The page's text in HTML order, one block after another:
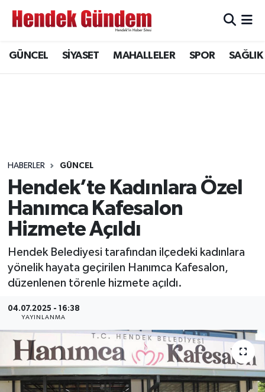
GÜNCEL SİYASET MAHALLELER SPOR SAĞLIK
HABERLER GÜNCEL
Hendek’te Kadınlara Özel
Hanımca Kafesalon
Hizmete Açıldı
Hendek Belediyesi tarafından ilçedeki kadınlara
yönelik hayata geçirilen Hanımca Kafesalon,
düzenlenen törenle hizmete açıldı.
04.07.2025 - 16:38
YAYINLANMA
Sakarya Hava Durumu
Süper Lig Puan Durumu ve Fikstür
Tüm Manşetler
Son Dakika Haberleri
Haber Arşivi